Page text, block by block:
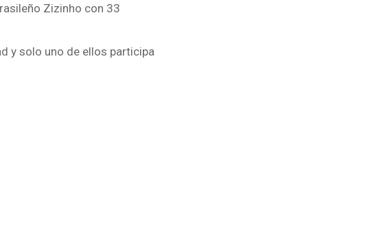
Zizinho con 33
y solo uno de ellos participa